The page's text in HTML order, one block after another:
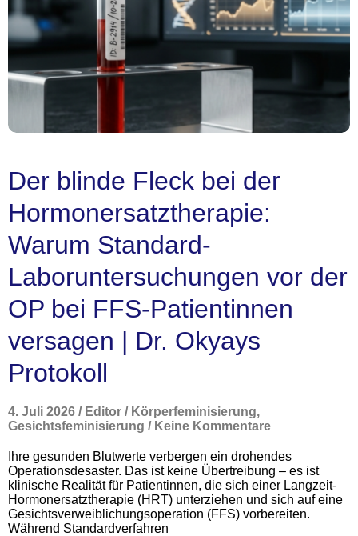
Der blinde Fleck bei der
Hormonersatztherapie:
Warum Standard-
Laboruntersuchungen vor der
OP bei FFS-Patientinnen
versagen | Dr. Okyays
Protokoll
4. Juli 2026 / Editor / Körperfeminisierung,
Gesichtsfeminisierung / Keine Kommentare
Ihre gesunden Blutwerte verbergen ein drohendes
Operationsdesaster. Das ist keine Übertreibung – es ist
klinische Realität für Patientinnen, die sich einer Langzeit-
Hormonersatztherapie (HRT) unterziehen und sich auf eine
Gesichtsverweiblichungsoperation (FFS) vorbereiten.
Während Standardverfahren